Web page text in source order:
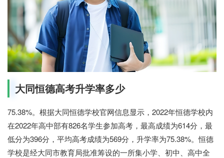
大同恒德高考升学率多少
75.38%。根据大同恒德学校官网信息显示，2022年恒德学校内
在2022年高中部有826名学生参加高考，最高成绩为614分，最
低分为396分，平均高考成绩为569分，升学率为75.38%。恒德
学校是经大同市教育局批准筹设的一所集小学、初中、高中全